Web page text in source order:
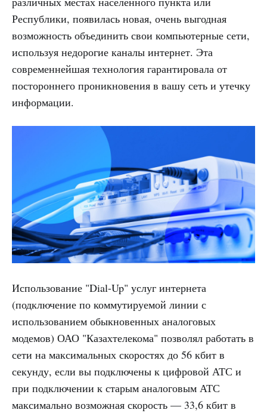
Республики, появилась новая, очень выгодная
возможность объединить свои компьютерные сети,
используя недорогие каналы интернет. Эта
современнейшая технология гарантировала от
постороннего проникновения в вашу сеть и утечку
информации.
Использование "Dial-Up" услуг интернета
(подключение по коммутируемой линии с
использованием обыкновенных аналоговых
модемов) ОАО "Казахтелекома" позволял работать в
сети на максимальных скоростях до 56 кбит в
секунду, если вы подключены к цифровой АТС и
при подключении к старым аналоговым АТС
максимально возможная скорость — 33,6 кбит в